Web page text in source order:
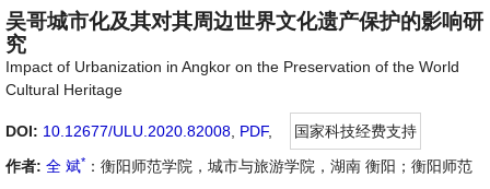
吴哥城市化及其对其周边世界文化遗产保护的影响研
究
Impact of Urbanization in Angkor on the Preservation of the World
Cultural Heritage
DOI: 10.12677/ULU.2020.82008 PDF,
国家科技经费支持
作者: 全 斌* ：衡阳师范学院，城市与旅游学院，湖南 衡阳；衡阳师范